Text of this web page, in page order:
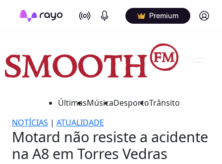
On Air Podcasts Premium Log in
ÚltimasMúsicaDesportoTrânsito
NOTÍCIAS | ATUALIDADE
Motard não resiste a acidente
na A8 em Torres Vedras